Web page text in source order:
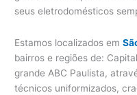
seus eletrodomésticos
Estamos localizados em
bairros e regiões de:
grande ABC Paulista,
técnicos uniformizados,